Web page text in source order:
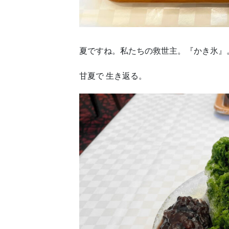
夏ですね。私たちの救世主。『かき氷』
甘夏で 生き返る。